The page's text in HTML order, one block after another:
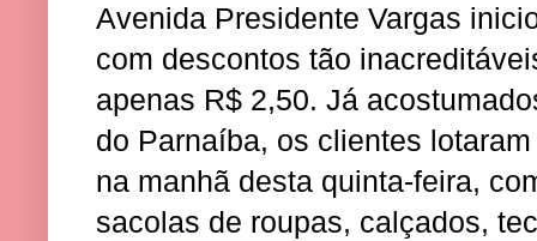
Avenida Presidente Vargas
com descontos tão
apenas R$ 2,50. Já
do Parnaíba, os clientes
na manhã desta quinta-feira,
sacolas de roupas, calçados,